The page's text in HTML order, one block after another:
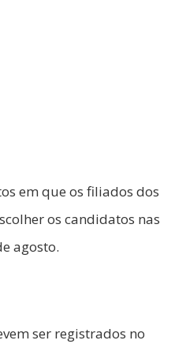
em que os filiados dos
os candidatos nas
agosto.
ser registrados no